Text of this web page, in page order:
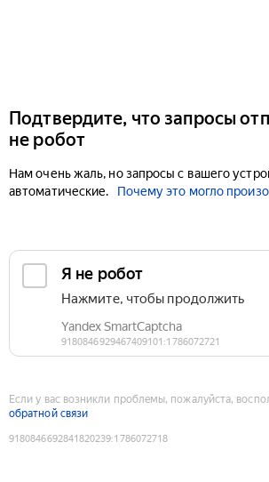
Подтвердите, что запросы
не робот
Нам очень жаль, но запросы с вашего
автоматические.
Почему это могло
Если у вас возникли проблемы, пожалуйста,
обратной связи
9180846692841820239:1786072718